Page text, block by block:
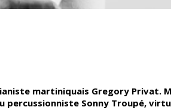
martiniquais Gregory Privat.
percussionniste Sonny Troupé,